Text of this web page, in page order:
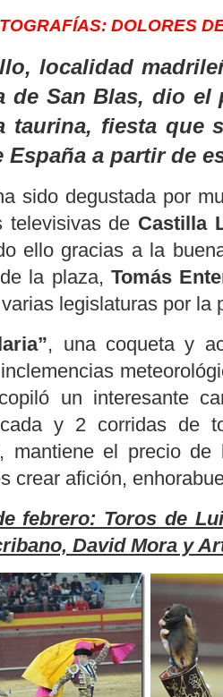
DOLORES
localidad
de San Blas, dio el
taurina, fiesta que
España a partir de
sido degustada por
televisivas de Castilla
ello gracias a la
la plaza, Tomás
legislaturas por la
, una coqueta y
un interesante
y 2 corridas de
mantiene el precio
crear afición,
febrero: Toros de
David Mora y